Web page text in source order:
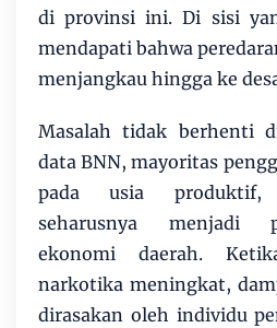
di provinsi ini. Di sisi
mendapati bahwa
menjangkau hingga ke
Masalah tidak berhenti
data BNN, mayoritas
pada usia produktif,
seharusnya menjadi
ekonomi daerah.
narkotika meningkat,
dirasakan oleh individu